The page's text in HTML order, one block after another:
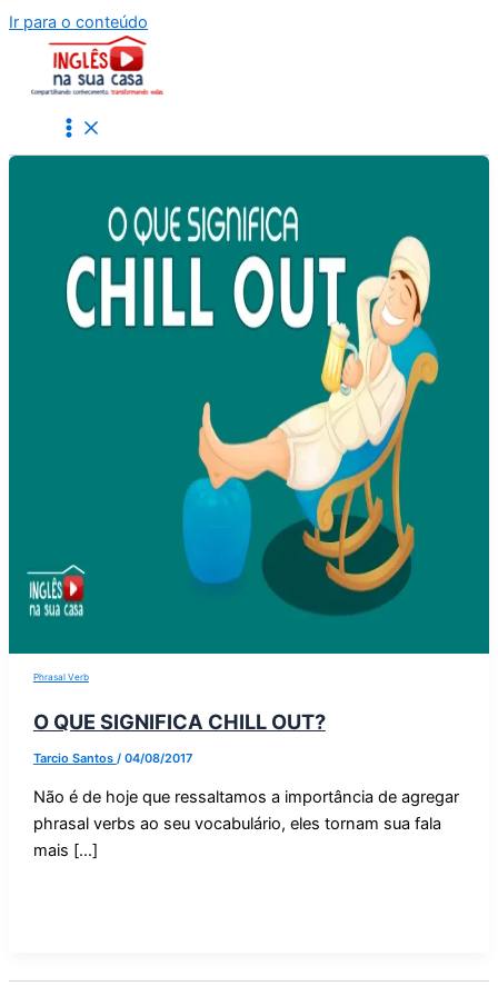
Ir para o conteúdo
Phrasal Verb
O QUE SIGNIFICA CHILL OUT?
Tarcio Santos / 04/08/2017
Não é de hoje que ressaltamos a importância de agregar
phrasal verbs ao seu vocabulário, eles tornam sua fala
mais […]